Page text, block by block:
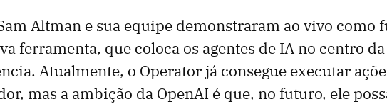
Altman e sua equipe demonstraram ao vivo como
ferramenta, que coloca os agentes de IA no centro da
Atualmente, o Operator já consegue executar
mas a ambição da OpenAI é que, no futuro, ele